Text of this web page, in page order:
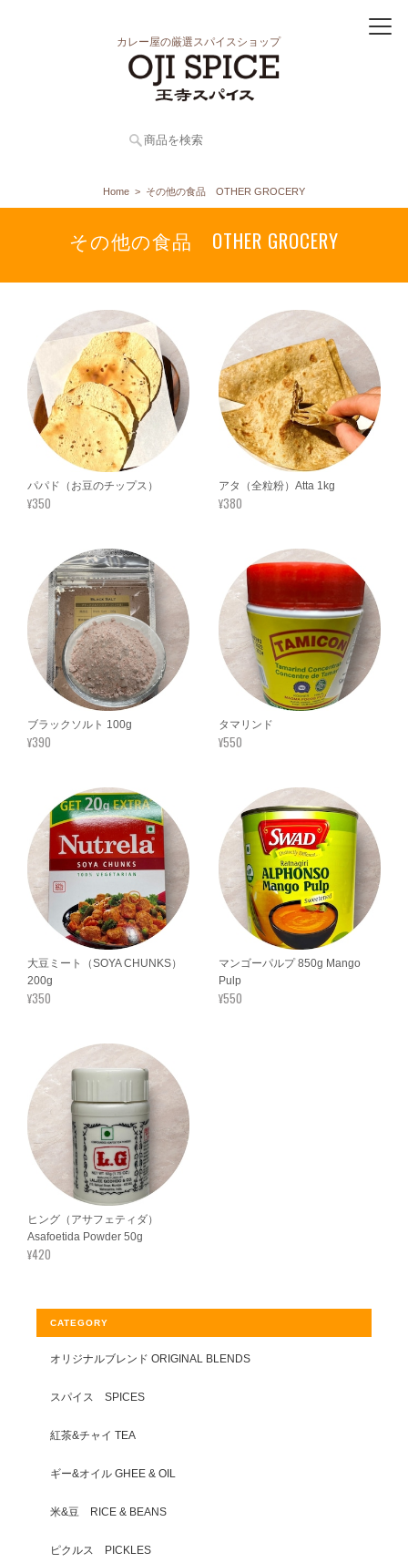
カレー屋の厳選スパイスショップ
Home その他の食品 OTHER GROCERY
その他の食品 OTHER GROCERY
パパド（お豆のチップス）
¥350
アタ（全粒粉）Atta 1kg
¥380
ブラックソルト 100g
¥390
タマリンド
¥550
大豆ミート（SOYA CHUNKS）
200g
¥350
マンゴーパルプ 850g Mango
Pulp
¥550
ヒング（アサフェティダ）
Asafoetida Powder 50g
¥420
CATEGORY
オリジナルブレンド ORIGINAL BLENDS
スパイス SPICES
紅茶&チャイ TEA
ギー&オイル GHEE & OIL
米&豆 RICE & BEANS
ピクルス PICKLES